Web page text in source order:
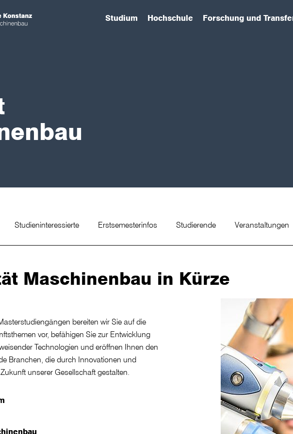
Studium
(has submenu)Hochschule
(has submenu)Forschung und
(has submenu)
Studieninteressierte Erstsemesterinfos Studierende Veranstaltungen
Maschinenbau in Kürze
bereiten wir Sie auf die
vor, befähigen Sie zur Entwicklung
Technologien und eröffnen Ihnen den
Branchen, die durch Innovationen und
unserer Gesellschaft gestalten.